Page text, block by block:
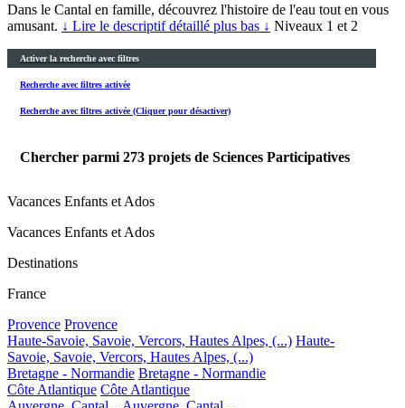
Dans le Cantal en famille, découvrez l'histoire de l'eau tout en vous
amusant. ↓ Lire le descriptif détaillé plus bas ↓ Niveaux 1 et 2
Activer la recherche avec filtres
Recherche avec filtres activée
Recherche avec filtres activée (Cliquer pour désactiver)
Chercher parmi 273 projets de Sciences Participatives
Vacances Enfants et Ados
Vacances Enfants et Ados
Destinations
France
Provence Provence
Haute-Savoie, Savoie, Vercors, Hautes Alpes, (...) Haute-
Savoie, Savoie, Vercors, Hautes Alpes, (...)
Bretagne - Normandie Bretagne - Normandie
Côte Atlantique Côte Atlantique